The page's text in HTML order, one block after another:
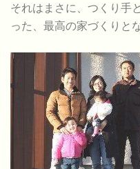
それはまさに、つくり手
った、最高の家づくりと